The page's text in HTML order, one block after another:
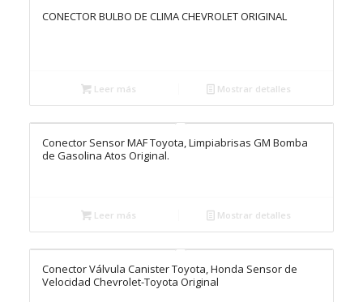
CONECTOR BULBO DE CLIMA CHEVROLET ORIGINAL
Leer más Mostrar detalles
Conector Sensor MAF Toyota, Limpiabrisas GM Bomba
de Gasolina Atos Original.
Leer más Mostrar detalles
Conector Válvula Canister Toyota, Honda Sensor de
Velocidad Chevrolet-Toyota Original